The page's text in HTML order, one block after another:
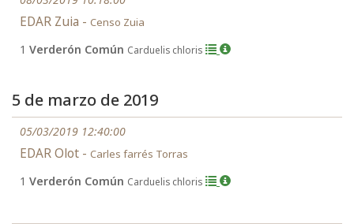
EDAR Zuia - Censo Zuia
1 Verderón Común Carduelis chloris
5 de marzo de 2019
05/03/2019 12:40:00
EDAR Olot - Carles farrés Torras
1 Verderón Común Carduelis chloris